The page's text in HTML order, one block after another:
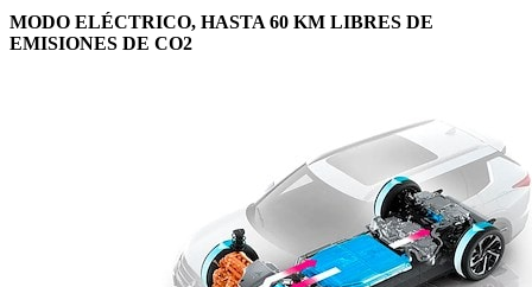
MODO ELÉCTRICO, HASTA 60 KM LIBRES DE
EMISIONES DE CO2